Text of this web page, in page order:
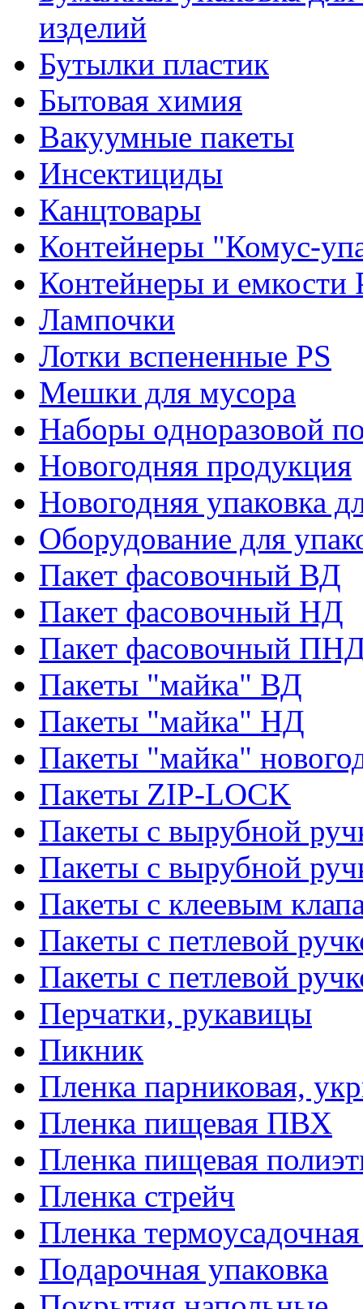
изделий
Бутылки пластик
Бытовая химия
Вакуумные пакеты
Инсектициды
Канцтовары
Контейнеры "Комус-
Контейнеры и емкости
Лампочки
Лотки вспененные PS
Мешки для мусора
Наборы одноразовой
Новогодняя продукция
Новогодняя упаковка
Оборудование для
Пакет фасовочный ВД
Пакет фасовочный НД
Пакет фасовочный
Пакеты "майка" ВД
Пакеты "майка" НД
Пакеты "майка"
Пакеты ZIP-LOCK
Пакеты с вырубной
Пакеты с вырубной
Пакеты с клеевым
Пакеты с петлевой
Пакеты с петлевой
Перчатки, рукавицы
Пикник
Пленка парниковая,
Пленка пищевая ПВХ
Пленка пищевая
Пленка стрейч
Пленка
Подарочная упаковка